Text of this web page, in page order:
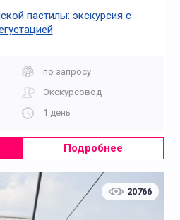
пастилы: экскурсия с
по запросу
Экскурсовод
1 день
Подробнее
20766